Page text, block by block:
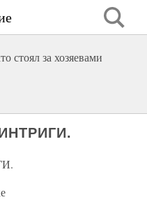
стоял за хозяевами